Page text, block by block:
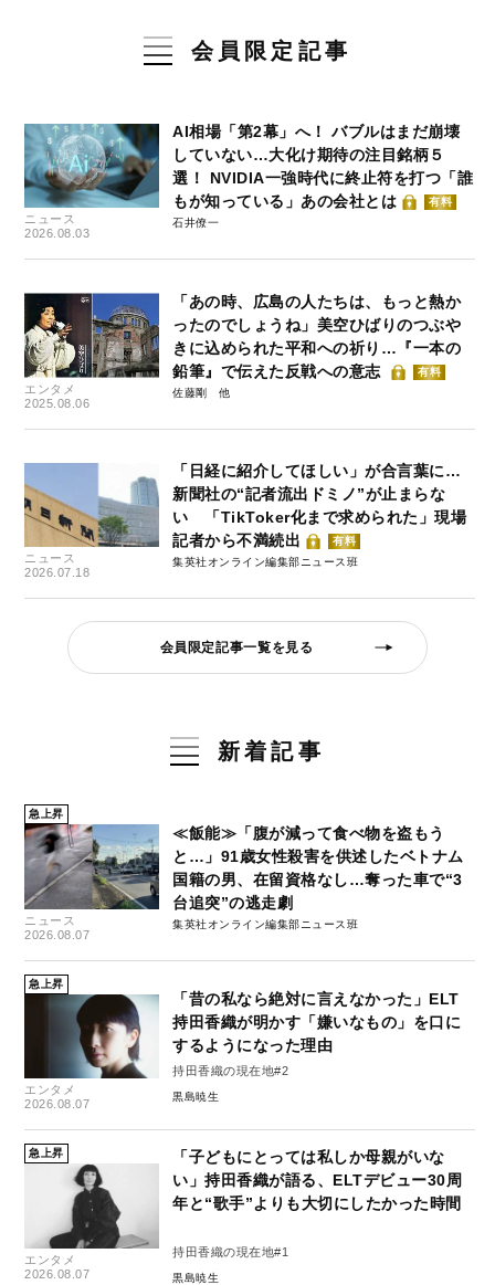
会員限定記事
ニュース
2026.08.03
AI相場「第2幕」へ！ バブルはまだ崩壊
していない…大化け期待の注目銘柄５
選！ NVIDIA一強時代に終止符を打つ「誰
もが知っている」あの会社とは
有料
石井僚一
エンタメ
2025.08.06
「あの時、広島の人たちは、もっと熱か
ったのでしょうね」美空ひばりのつぶや
きに込められた平和への祈り…『一本の
鉛筆』で伝えた反戦への意志
有料
佐藤剛
ニュース
2026.07.18
「日経に紹介してほしい」が合言葉に…
新聞社の“記者流出ドミノ”が止まらな
い 「TikToker化まで求められた」現場
記者から不満続出
有料
集英社オンライン編集部ニュース班
会員限定記事一覧を見る
新着記事
急上昇
ニュース
2026.08.07
≪飯能≫「腹が減って食べ物を盗もう
と…」91歳女性殺害を供述したベトナム
国籍の男、在留資格なし…奪った車で“3
台追突”の逃走劇
集英社オンライン編集部ニュース班
急上昇
エンタメ
2026.08.07
「昔の私なら絶対に言えなかった」ELT
持田香織が明かす「嫌いなもの」を口に
するようになった理由
持田香織の現在地#2
黒島暁生
急上昇
エンタメ
2026.08.07
「子どもにとっては私しか母親がいな
い」持田香織が語る、ELTデビュー30周
年と“歌手”よりも大切にしたかった時間
持田香織の現在地#1
黒島暁生